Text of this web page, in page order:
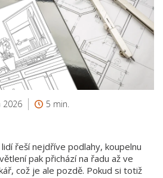
2026 5 min.
řeší nejdříve podlahy, koupelnu
pak přichází na řadu až ve
což je ale pozdě. Pokud si totiž